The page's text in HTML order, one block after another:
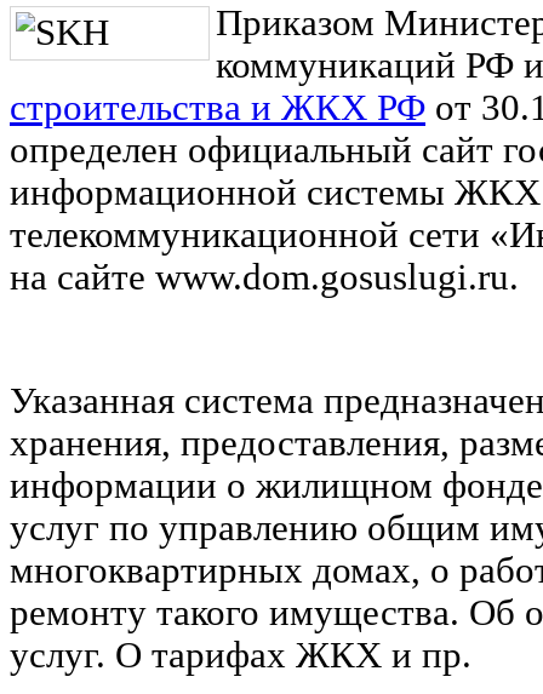
Приказом
коммуникаций РФ
строительства и ЖКХ РФ от
определен официальный сайт
информационной системы
телекоммуникационной сети
на сайте www.dom.gosuslugi.ru.
Указанная система
хранения, предоставления,
информации о жилищном
услуг по управлению общим
многоквартирных домах, о
ремонту такого имущества. Об
услуг. О тарифах ЖКХ и пр.